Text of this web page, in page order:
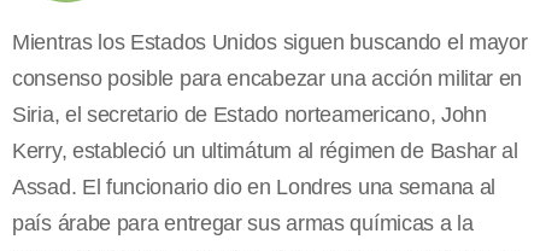
Mientras los Estados Unidos siguen buscando el mayor
consenso posible para encabezar una acción militar en
Siria, el secretario de Estado norteamericano, John
Kerry, estableció un ultimátum al régimen de Bashar al
Assad. El funcionario dio en Londres una semana al
país árabe para entregar sus armas químicas a la